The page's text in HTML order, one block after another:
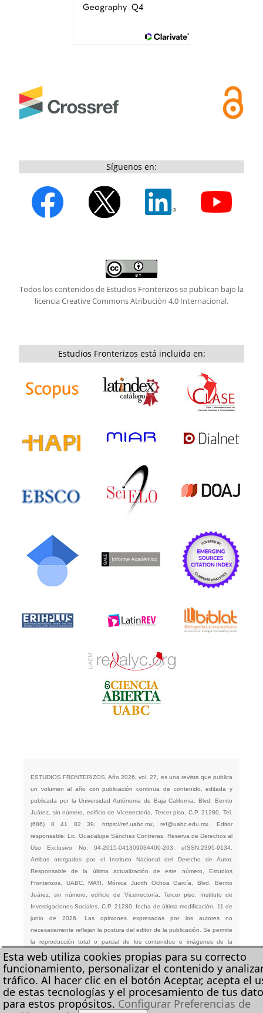
Esta web utiliza cookies propias para su correcto
funcionamiento, personalizar el contenido y
tráfico. Al hacer clic en el botón Aceptar, acepta el
de estas tecnologías y el procesamiento de tus
para estos propósitos. Configurar Preferencias de
Síguenos en:
Todos los contenidos de Estudios Fronterizos se publican bajo la
licenciaCreative Commons Atribución 4.0 Internacional.
Estudios Fronterizos está incluida en:
ESTUDIOS FRONTERIZOS, Año 2026, vol. 27, es una revista que publica
un volumen al año con publicación continua de contenido, editada y
publicada por la Universidad Autónoma de Baja California, Blvd. Benito
Juárez, sin número, edificio de Vicerrectoría, Tercer piso, C.P. 21280, Tel.
(686) 8 41 82 39, https://ref.uabc.mx,ref@uabc.edu.mx . Editor
responsable: Lic. Guadalupe Sánchez Contreras. Reserva de Derechos al
Uso Exclusivo No. 04-2015-041309034400-203, eISSN:2395-9134.
Ambos otorgados por el Instituto Nacional del Derecho de Autor.
Responsable de la última actualización de este número, Estudios
Fronterizos, UABC, MATI. Mónica Judith Ochoa García, Blvd. Benito
Juárez, sin número, edificio de Vicerrectoría, Tercer piso, Instituto de
Investigaciones Sociales, C.P. 21280, fecha de última modificación, 11 de
junio de 2026. Las opiniones expresadas por los autores no
necesariamente reflejan la postura del editor de la publicación. Se permite
la reproducción total o parcial de los contenidos e imágenes de la
publicación siempre y cuando se cite la fuente original de forma detallada.